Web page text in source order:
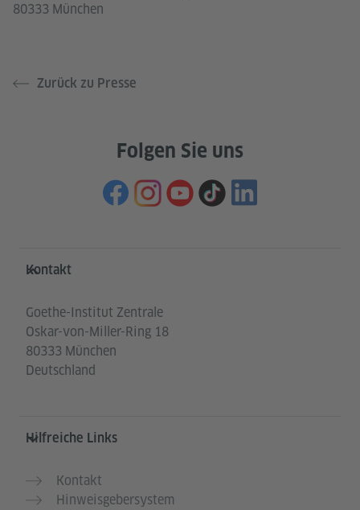
80333 München
Zurück zu Presse
Folgen Sie uns
Service- und Informationsbereich
Kontakt
Goethe-Institut Zentrale
Oskar-von-Miller-Ring 18
80333 München
Deutschland
Hilfreiche Links
Kontakt
Hinweisgebersystem